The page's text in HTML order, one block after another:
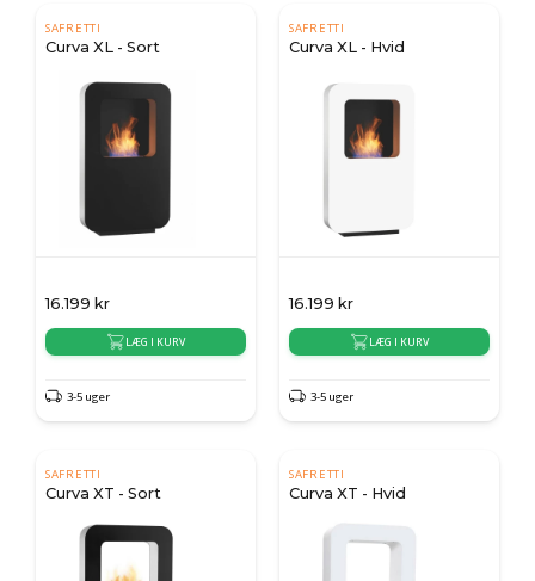
SAFRETTI
Curva XL - Sort
16.199 kr
LÆG I KURV
3-5 uger
SAFRETTI
Curva XL - Hvid
16.199 kr
LÆG I KURV
3-5 uger
SAFRETTI
Curva XT - Sort
SAFRETTI
Curva XT - Hvid